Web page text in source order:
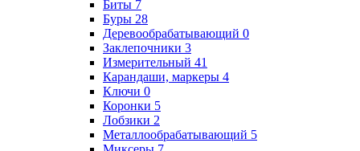
Биты 7
Буры 28
Деревообрабатывающий 0
Заклепочники 3
Измерительный 41
Карандаши, маркеры 4
Ключи 0
Коронки 5
Лобзики 2
Металлообрабатывающий 5